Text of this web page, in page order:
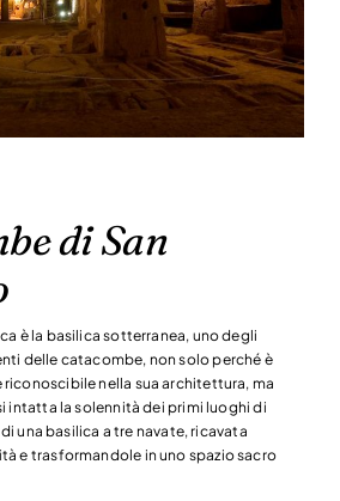
di San
è la basilica sotterranea, uno degli
delle catacombe, non solo perché è
nella sua architettura, ma
intatta la solennità dei primi luoghi di
una basilica a tre navate, ricavata
e trasformandole in uno spazio sacro